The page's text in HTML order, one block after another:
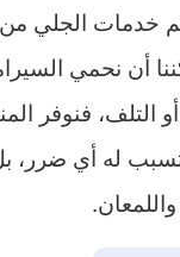
خدمات الجلي من
أن نحمي
التلف، فنوفر
تسبب له أي ضرر،
واللمعان.